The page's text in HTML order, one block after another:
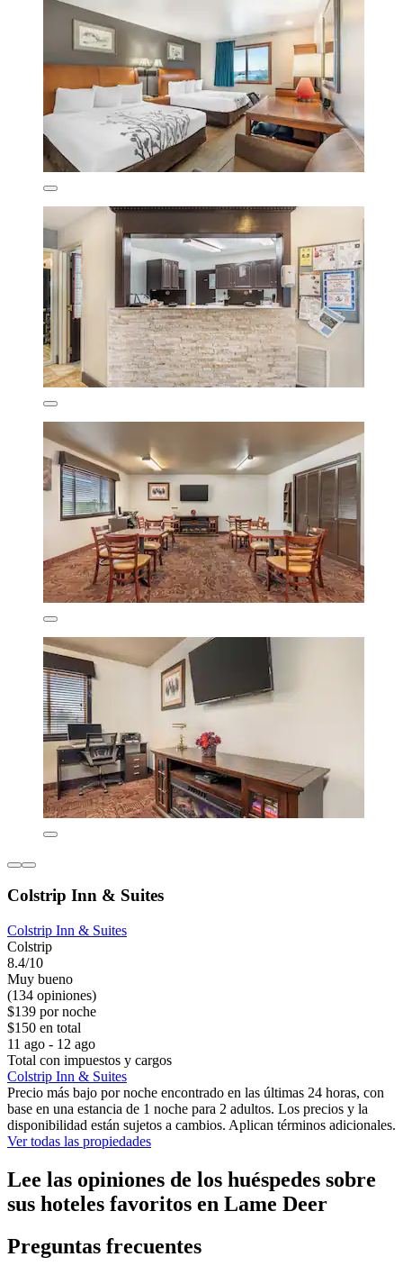
Colstrip Inn & Suites
Colstrip Inn & Suites
Colstrip
8.4/10
Muy bueno
(134 opiniones)
$139 por noche
$150 en total
11 ago - 12 ago
Total con impuestos y cargos
Colstrip Inn & Suites
Precio más bajo por noche encontrado en las últimas 24 horas, con
base en una estancia de 1 noche para 2 adultos. Los precios y la
disponibilidad están sujetos a cambios. Aplican términos adicionales.
Ver todas las propiedades
Lee las opiniones de los huéspedes sobre
sus hoteles favoritos en Lame Deer
Preguntas frecuentes